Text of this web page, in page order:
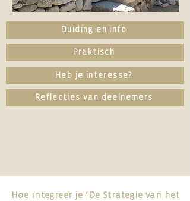
Duiding en info
Praktisch
Heb je interesse?
Reflecties van deelnemers
Hoe integreer je ‘De Strategie van het